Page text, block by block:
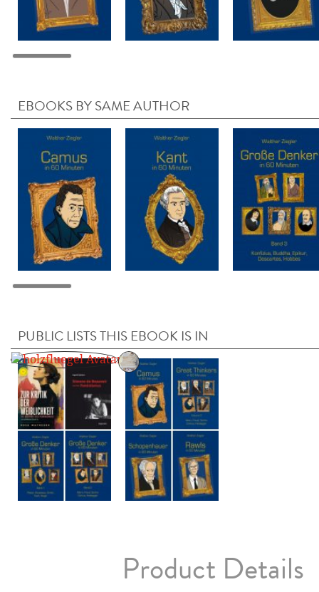
EBOOKS BY SAME AUTHOR
PUBLIC LISTS THIS EBOOK IS IN
Product Details